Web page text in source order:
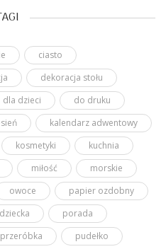
ciasto
dekoracja stołu
dla dzieci
do druku
kalendarz adwentowy
kosmetyki
kuchnia
miłość
morskie
owoce
papier ozdobny
porada
przeróbka
pudełko